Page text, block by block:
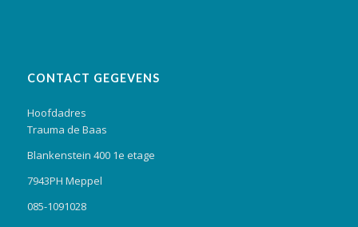
CONTACT GEGEVENS
Hoofdadres
Trauma de Baas
Blankenstein 400 1e etage
7943PH Meppel
085-1091028